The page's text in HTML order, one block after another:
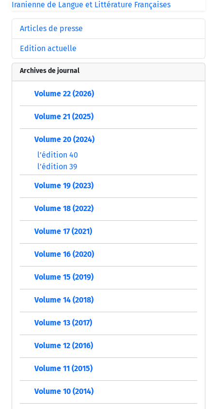
Articles de presse
Edition actuelle
Archives de journal
Volume 22 (2026)
Volume 21 (2025)
Volume 20 (2024)
l’édition 40
l’édition 39
Volume 19 (2023)
Volume 18 (2022)
Volume 17 (2021)
Volume 16 (2020)
Volume 15 (2019)
Volume 14 (2018)
Volume 13 (2017)
Volume 12 (2016)
Volume 11 (2015)
Volume 10 (2014)